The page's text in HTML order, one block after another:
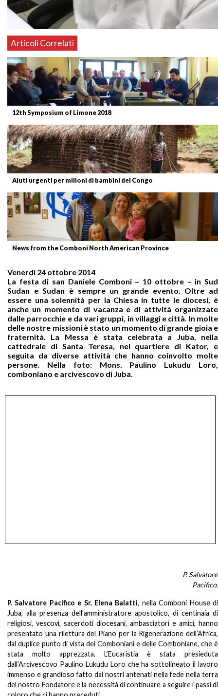
Articoli Correlati
12th Symposium of Limone 2018
Aiuti urgenti per milioni di bambini del Congo
News from the Comboni North American Province
Venerdì 24 ottobre 2014
La festa di san Daniele Comboni – 10 ottobre – in Sud
Sudan e Sudan è sempre un grande evento. Oltre ad
essere una solennità per la Chiesa in tutte le diocesi, è
anche un momento di vacanza e di attività organizzate
dalle parrocchie e da vari gruppi, in villaggi e città. In molte
delle nostre missioni è stato un momento di grande gioia e
fraternità. La Messa è stata celebrata a Juba, nella
cattedrale di Santa Teresa, nel quartiere di Kator, e
seguita da diverse attività che hanno coinvolto molte
persone. Nella foto: Mons. Paulino Lukudu Loro,
comboniano e arcivescovo di Juba.
P. Salvatore
Pacifico.
P. Salvatore Pacifico e Sr. Elena Balatti, nella Comboni House di
Juba, alla presenza dell’amministratore apostolico, di centinaia di
religiosi, vescovi, sacerdoti diocesani, ambasciatori e amici, hanno
presentato una rilettura del Piano per la Rigenerazione dell’Africa,
dal duplice punto di vista dei Comboniani e delle Comboniane, che è
stata molto apprezzata. L’Eucaristia è stata presieduta
dall’Arcivescovo Paulino Lukudu Loro che ha sottolineato il lavoro
immenso e grandioso fatto dai nostri antenati nella fede nella terra
del nostro Fondatore e la necessità di continuare a seguire i passi di